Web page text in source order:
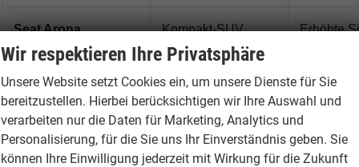
Seat Arona Kompakt-SUV Erhöhte
Seat Ateca SUV
Beliebtes
Technik
Seat Tarraco Großes SUV Viel
Wir respektieren Ihre Privatsphäre
Unsere Website setzt Cookies ein, um unsere Dienste für Sie
bereitzustellen. Hierbei berücksichtigen wir Ihre Auswahl und
verarbeiten nur die Daten für Marketing, Analytics und
Personalisierung, für die Sie uns Ihr Einverständnis geben. Sie
können Ihre Einwilligung jederzeit mit Wirkung für die Zukunft